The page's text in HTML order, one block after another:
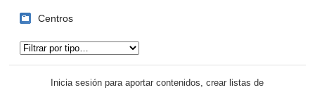
Centros
Inicia sesión para aportar contenidos, crear listas de